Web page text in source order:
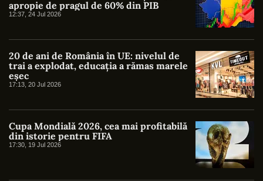
apropie de pragul de 60% din PIB
12:37, 24 Jul 2026
20 de ani de România în UE: nivelul de
trai a explodat, educația a rămas marele
eșec
17:13, 20 Jul 2026
Cupa Mondială 2026, cea mai profitabilă
din istorie pentru FIFA
17:30, 19 Jul 2026